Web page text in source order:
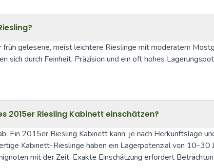
gelesene, meist leichtere Rieslinge mit moderatem
sich durch Feinheit, Präzision und ein oft hohes
2015er Riesling Kabinett einschätzen?
Ein 2015er Riesling Kabinett kann, je nach Herkunftslage
Kabinett-Rieslinge haben ein Lagerpotenzial von 10–30
mit der Zeit. Exakte Einschätzung erfordert